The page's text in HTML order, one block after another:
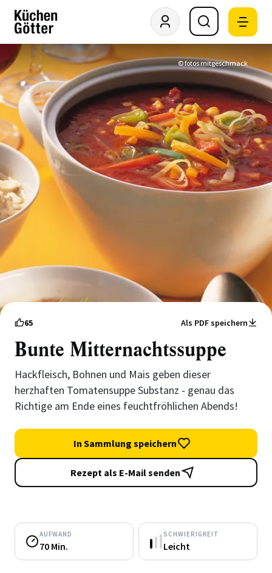
© fotos mitgeschmack
65 Als PDF speichern
Bunte Mitternachtssuppe
Hackfleisch, Bohnen und Mais geben dieser
herzhaften Tomatensuppe Substanz - genau das
Richtige am Ende eines feuchtfröhlichen Abends!
In Sammlung speichern
Rezept als E-Mail senden
AUFWAND
70 Min.
SCHWIERIGKEIT
Leicht